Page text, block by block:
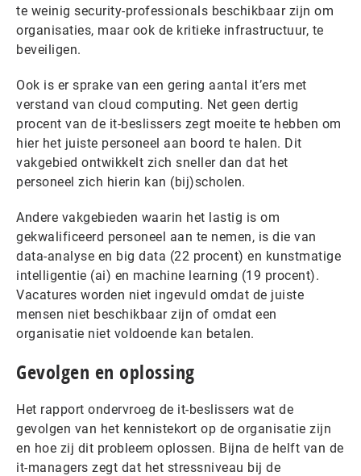
te weinig security-professionals beschikbaar zijn om
organisaties, maar ook de kritieke infrastructuur, te
beveiligen.
Ook is er sprake van een gering aantal it’ers met
verstand van cloud computing. Net geen dertig
procent van de it-beslissers zegt moeite te hebben om
hier het juiste personeel aan boord te halen. Dit
vakgebied ontwikkelt zich sneller dan dat het
personeel zich hierin kan (bij)scholen.
Andere vakgebieden waarin het lastig is om
gekwalificeerd personeel aan te nemen, is die van
data-analyse en big data (22 procent) en kunstmatige
intelligentie (ai) en machine learning (19 procent).
Vacatures worden niet ingevuld omdat de juiste
mensen niet beschikbaar zijn of omdat een
organisatie niet voldoende kan betalen.
Gevolgen en oplossing
Het rapport ondervroeg de it-beslissers wat de
gevolgen van het kennistekort op de organisatie zijn
en hoe zij dit probleem oplossen. Bijna de helft van de
it-managers zegt dat het stressniveau bij de